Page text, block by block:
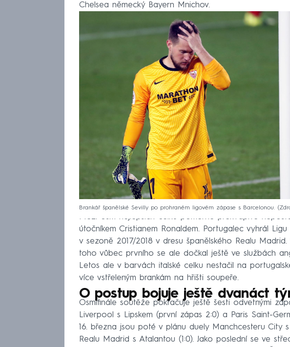
Chelsea německý Bayern Mnichov.
Brankář španělské Sevilly po prohraném ligovém zápase s Barcelonou.
Mezi osm nejlepších celků poměrně překvapivě
útočníkem Cristianem Ronaldem. Portugalec vyhrál
v sezoně 2017/2018 v dresu španělského Realu
toho vůbec prvního se ale dočkal ještě ve službách
Letos ale v barvách italské celku nestačil na
více vstřeleným brankám na hřišti soupeře.
O postup bojuje ještě dvanáct
Osmifinále soutěže pokračuje ještě šesti odvetnými
Liverpool s Lipskem (první zápas 2:0) a Paris Saint-
16. března jsou poté v plánu duely Manchcesteru City
Realu Madrid s Atalantou (1:0). Jako poslední se ve